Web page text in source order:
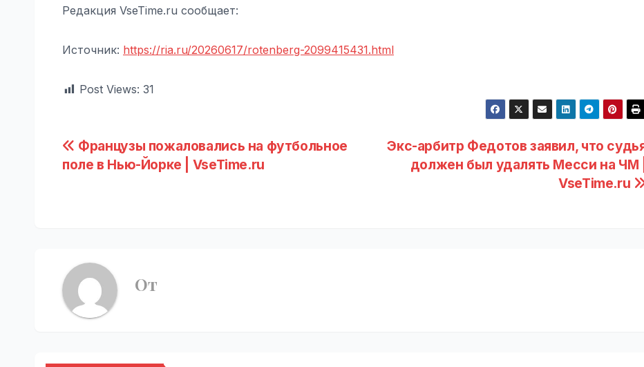
Редакция VseTime.ru сообщает:
Источник: https://ria.ru/20260617/rotenberg-2099415431.html
Post Views: 31
Навигация
по
Экс-арбитр Федотов заявил, что
должен был удалять Месси на ЧМ |
VseTime.ru
Французы пожаловались на футбольное
поле в Нью-Йорке | VseTime.ru
От